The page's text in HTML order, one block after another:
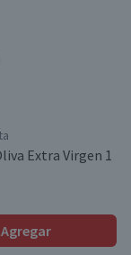
Extra Virgen 1
Agregar